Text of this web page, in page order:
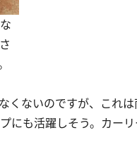
ないのですが、これ
にも活躍しそう。カー